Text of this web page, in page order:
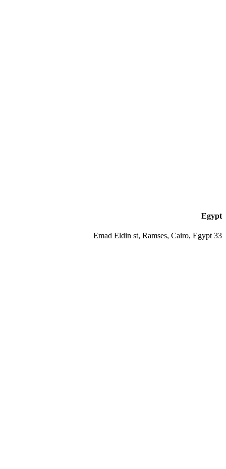
Egypt
33 Emad Eldin st, Ramses, Cairo, Egypt